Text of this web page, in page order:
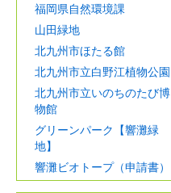
福岡県自然環境課
山田緑地
北九州市ほたる館
北九州市立白野江植物公園
北九州市立いのちのたび博
物館
グリーンパーク【響灘緑
地】
響灘ビオトープ（申請書）